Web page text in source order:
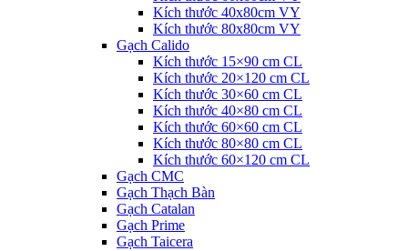
Kích thước 40x80cm VY
Kích thước 80x80cm VY
Gạch Calido
Kích thước 15×90 cm CL
Kích thước 20×120 cm CL
Kích thước 30×60 cm CL
Kích thước 40×80 cm CL
Kích thước 60×60 cm CL
Kích thước 80×80 cm CL
Kích thước 60×120 cm CL
Gạch CMC
Gạch Thạch Bàn
Gạch Catalan
Gạch Prime
Gạch Taicera